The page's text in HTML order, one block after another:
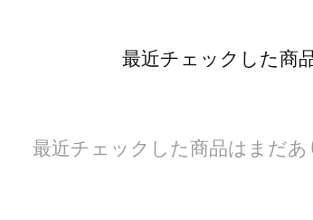
最近チェックした商
最近チェックした商品はまだあ